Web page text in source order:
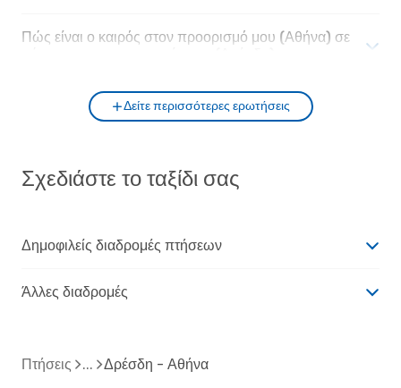
Πώς είναι ο καιρός στον προορισμό μου (Αθήνα) σε
Δείτε περισσότερες ερωτήσεις
Σχεδιάστε το ταξίδι σας
Δημοφιλείς διαδρομές πτήσεων
Άλλες διαδρομές
Πτήσεις Δρέσδη - Αθήνα